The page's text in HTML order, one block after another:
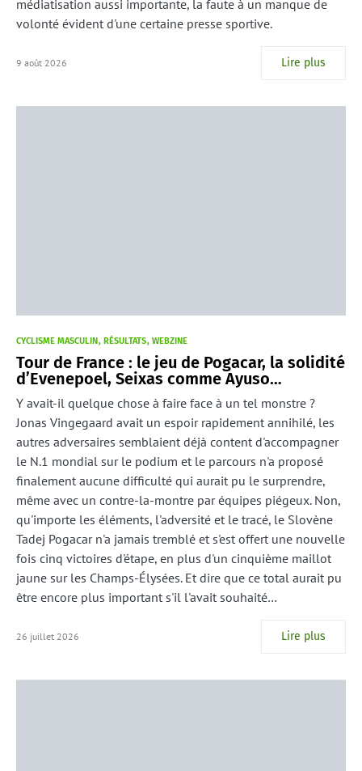
médiatisation aussi importante, la faute à un manque de
volonté évident d'une certaine presse sportive.
9 août 2026 Lire plus
CYCLISME MASCULIN RÉSULTATS WEBZINE
Tour de France : le jeu de Pogacar, la solidité
d’Evenepoel, Seixas comme Ayuso…
Y avait-il quelque chose à faire face à un tel monstre ?
Jonas Vingegaard avait un espoir rapidement annihilé, les
autres adversaires semblaient déjà content d'accompagner
le N.1 mondial sur le podium et le parcours n'a proposé
finalement aucune difficulté qui aurait pu le surprendre,
même avec un contre-la-montre par équipes piégeux. Non,
qu'importe les éléments, l'adversité et le tracé, le Slovène
Tadej Pogacar n'a jamais tremblé et s'est offert une nouvelle
fois cinq victoires d'étape, en plus d'un cinquième maillot
jaune sur les Champs-Élysées. Et dire que ce total aurait pu
être encore plus important s'il l'avait souhaité…
26 juillet 2026 Lire plus